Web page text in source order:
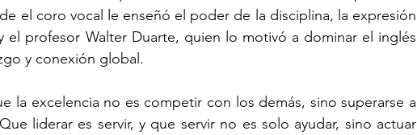
el coro vocal le enseñó el poder de la disciplina, la expresión
el profesor Walter Duarte, quien lo motivó a dominar el inglés
y conexión global.
la excelencia no es competir con los demás, sino superarse a
liderar es servir, y que servir no es solo ayudar, sino actuar